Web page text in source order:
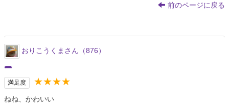
i
前のページに戻る
おりこうくまさん（876）
満足度 ★★★★
ねね、かわいい